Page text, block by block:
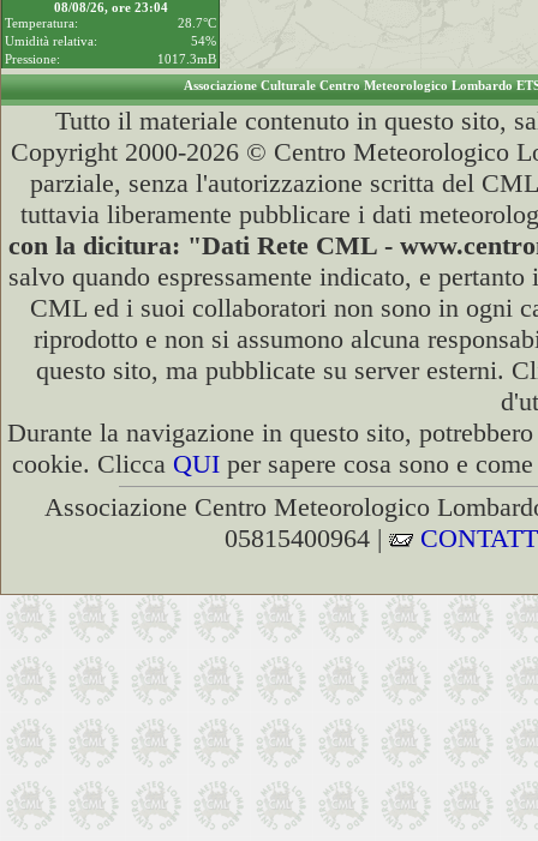
08/08/26, ore 23:04
Temperatura:
28.7°C
Umidità relativa:
54%
Pressione:
1017.3mB
Associazione Culturale Centro Meteorologico Lombardo
Tutto il materiale contenuto in questo sito,
Copyright 2000-2026 © Centro Meteorologico
parziale, senza l'autorizzazione scritta del
tuttavia liberamente pubblicare i dati
con la dicitura: "Dati Rete CML -
salvo quando espressamente indicato, e
CML ed i suoi collaboratori non sono in ogni
riprodotto e non si assumono alcuna
questo sito, ma pubblicate su server esterni.
Durante la navigazione in questo sito,
cookie. Clicca QUI per sapere cosa sono e
Associazione Centro Meteorologico
05815400964 |